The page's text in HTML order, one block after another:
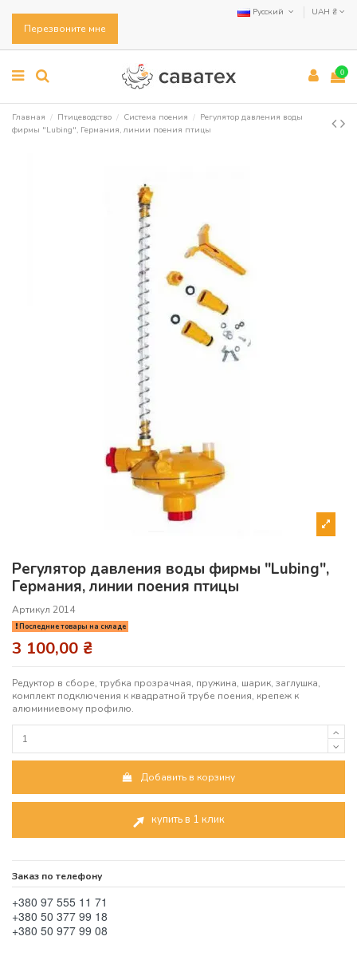
Перезвоните мне
Русский UAH ₴
0
Главная Птицеводство Система поения
Регулятор давления воды
фирмы "Lubing", Германия, линии поения птицы
Регулятор давления воды фирмы "Lubing",
Германия, линии поения птицы
Артикул 2014
Последние товары на складе
3 100,00 ₴
Редуктор в сборе, трубка прозрачная, пружина, шарик, заглушка,
комплект подключения к квадратной трубе поения, крепеж к
алюминиевому профилю.
Добавить в корзину
купить в 1 клик
Заказ по телефону
+380 97 555 11 71
+380 50 377 99 18
+380 50 977 99 08